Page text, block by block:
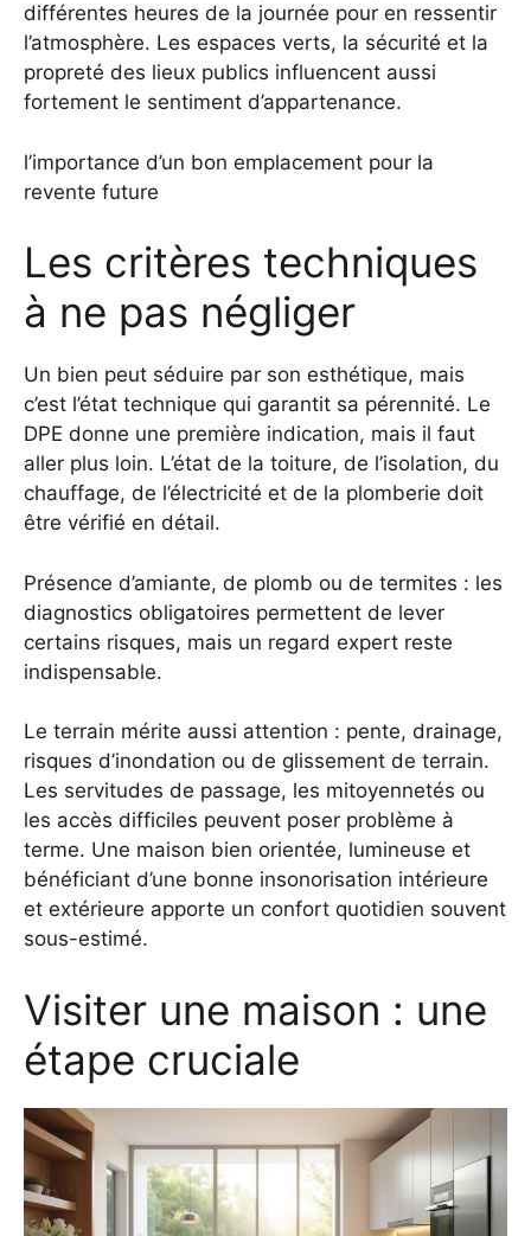
différentes heures de la journée pour en ressentir
l’atmosphère. Les espaces verts, la sécurité et la
propreté des lieux publics influencent aussi
fortement le sentiment d’appartenance.
l’importance d’un bon emplacement pour la
revente future
Les critères techniques
à ne pas négliger
Un bien peut séduire par son esthétique, mais
c’est l’état technique qui garantit sa pérennité. Le
DPE donne une première indication, mais il faut
aller plus loin. L’état de la toiture, de l’isolation, du
chauffage, de l’électricité et de la plomberie doit
être vérifié en détail.
Présence d’amiante, de plomb ou de termites : les
diagnostics obligatoires permettent de lever
certains risques, mais un regard expert reste
indispensable.
Le terrain mérite aussi attention : pente, drainage,
risques d’inondation ou de glissement de terrain.
Les servitudes de passage, les mitoyennetés ou
les accès difficiles peuvent poser problème à
terme. Une maison bien orientée, lumineuse et
bénéficiant d’une bonne insonorisation intérieure
et extérieure apporte un confort quotidien souvent
sous-estimé.
Visiter une maison : une
étape cruciale